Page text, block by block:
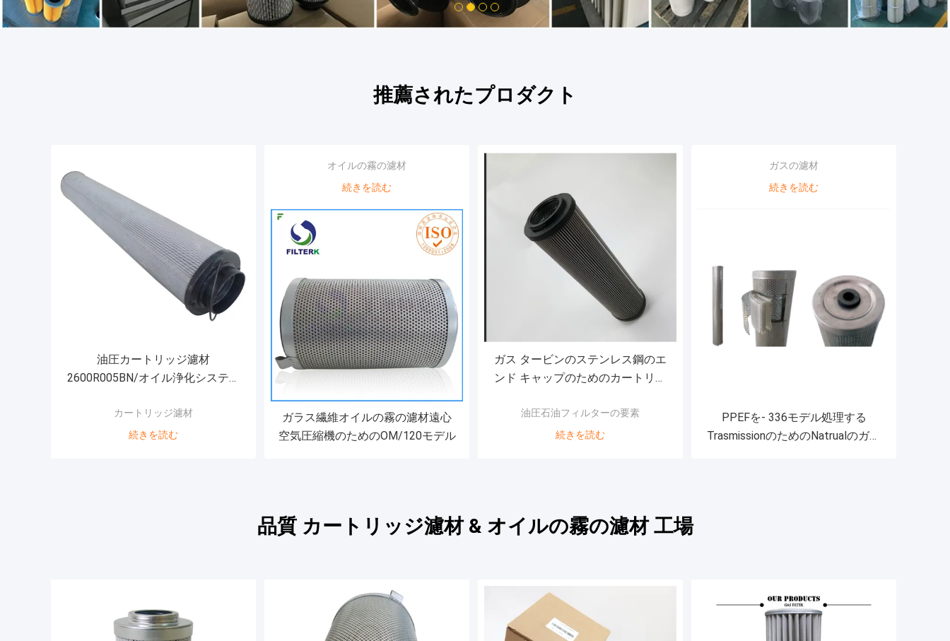
1 2 3 4
推薦されたプロダクト
油圧カートリッジ濾材
2600R005BN/オイル浄化システム
カートリッジ濾材
続きを読む
オイルの霧の濾材
続きを読む
ガラス繊維オイルの霧の濾材遠心
空気圧縮機のためのOM/120モデル
ガス タービンのステンレス鋼のエ
ンド キャップのためのカートリッ
油圧石油フィルターの要素
続きを読む
ガスの濾材
続きを読む
PPEFを- 336モデル処理する
TrasmissionのためのNatrualのガス
品質 カートリッジ濾材 & オイルの霧の濾材 工場